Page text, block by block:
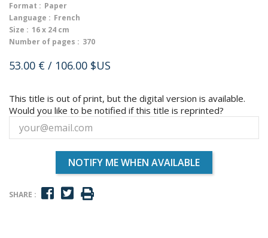
Format : Paper
Language : French
Size : 16 x 24 cm
Number of pages : 370
53.00 € / 106.00 $US
This title is out of print, but the digital version is available.
Would you like to be notified if this title is reprinted?
NOTIFY ME WHEN AVAILABLE
SHARE :